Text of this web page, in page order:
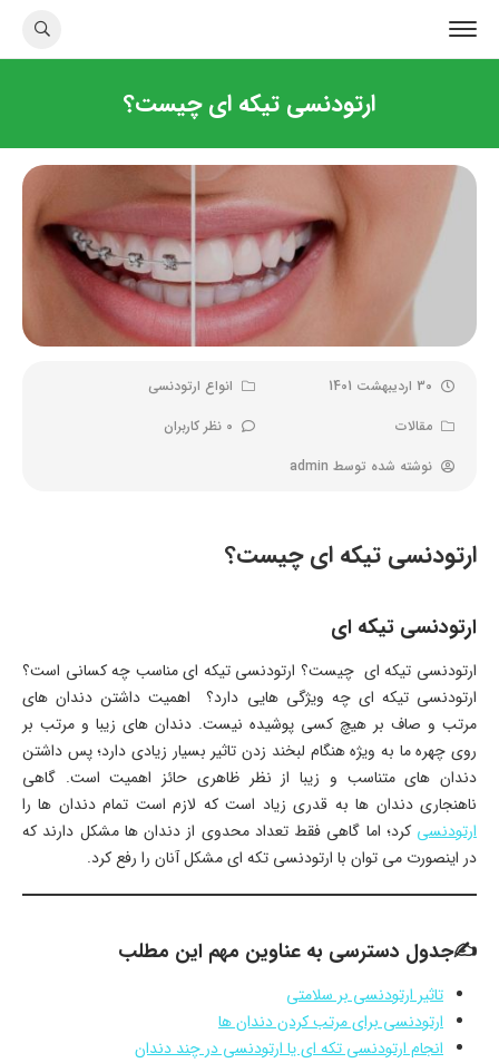
ارتودنسی تیکه ای چیست؟
30 اردیبهشت 1401
انواع ارتودنسی
مقالات
0 نظر کاربران
نوشته شده توسط admin
ارتودنسی تیکه ای چیست؟
ارتودنسی تیکه ای
ارتودنسی تیکه ای چیست؟ ارتودنسی تیکه ای مناسب چه کسانی است؟
ارتودنسی تیکه ای چه ویژگی هایی دارد؟ اهمیت داشتن دندان های
مرتب و صاف بر هیچ کسی پوشیده نیست. دندان های زیبا و مرتب بر
روی چهره ما به ویژه هنگام لبخند زدن تاثیر بسیار زیادی دارد؛ پس داشتن
دندان های متناسب و زیبا از نظر ظاهری حائز اهمیت است. گاهی
ناهنجاری دندان ها به قدری زیاد است که لازم است تمام دندان ها را
ارتودنسی کرد؛ اما گاهی فقط تعداد محدوی از دندان ها مشکل دارند که
در اینصورت می توان با ارتودنسی تکه ای مشکل آنان را رفع کرد.
✍جدول دسترسی به عناوین مهم این مطلب
تاثیر ارتودنسی بر سلامتی
ارتودنسی برای مرتب کردن دندان ها
انجام ارتودنسی تکه ای یا ارتودنسی در چند دندان